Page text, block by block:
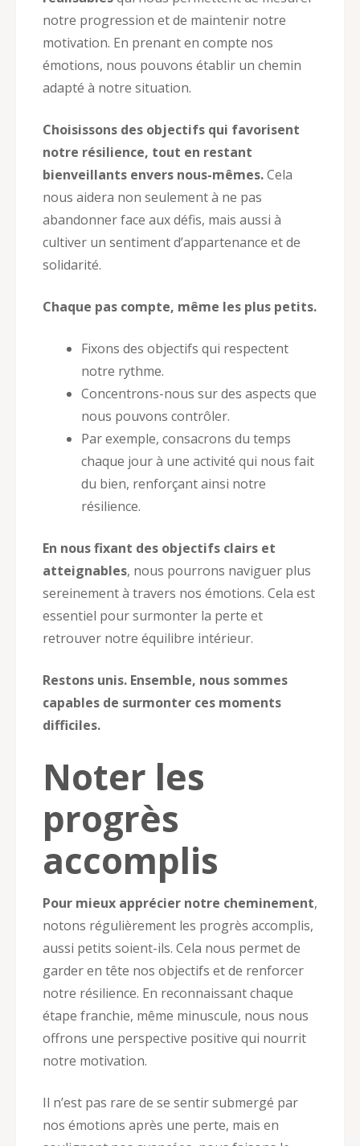
notre progression et de maintenir notre
motivation. En prenant en compte nos
émotions, nous pouvons établir un chemin
adapté à notre situation.
Choisissons des objectifs qui favorisent
notre résilience, tout en restant
bienveillants envers nous-mêmes.Cela
nous aidera non seulement à ne pas
abandonner face aux défis, mais aussi à
cultiver un sentiment d’appartenance et de
solidarité.
Chaque pas compte, même les plus petits.
Fixons des objectifs qui respectent
notre rythme.
Concentrons-nous sur des aspects que
nous pouvons contrôler.
Par exemple, consacrons du temps
chaque jour à une activité qui nous fait
du bien, renforçant ainsi notre
résilience.
En nous fixant des objectifs clairs et
atteignables, nous pourrons naviguer plus
sereinement à travers nos émotions. Cela est
essentiel pour surmonter la perte et
retrouver notre équilibre intérieur.
Restons unis. Ensemble, nous sommes
capables de surmonter ces moments
difficiles.
Noter les
progrès
accomplis
Pour mieux apprécier notre cheminement,
notons régulièrement les progrès accomplis,
aussi petits soient-ils. Cela nous permet de
garder en tête nos objectifs et de renforcer
notre résilience. En reconnaissant chaque
étape franchie, même minuscule, nous nous
offrons une perspective positive qui nourrit
notre motivation.
Il n’est pas rare de se sentir submergé par
nos émotions après une perte, mais en